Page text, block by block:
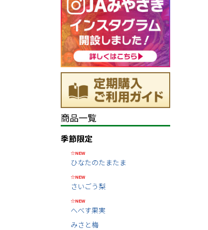
商品一覧
季節限定
☆NEW
ひなたのたまたま
☆NEW
さいごう梨
☆NEW
へべす果実
みさと梅